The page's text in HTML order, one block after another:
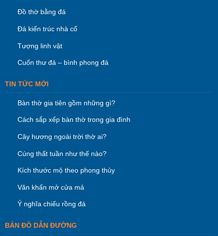
Đồ thờ bằng đá
Đá kiến trúc nhà cổ
Tượng linh vật
Cuốn thư đá – bình phong đá
TIN TỨC MỚI
Bàn thờ gia tiên gồm những gì?
Cách sắp xếp bàn thờ trong gia đình
Cây hương ngoài trời thờ ai?
Cúng thất tuần như thế nào?
Kích thước mộ theo phong thủy
Văn khấn mở cửa mả
Ý nghĩa chiếu rồng đá
BẢN ĐỒ DẪN ĐƯỜNG